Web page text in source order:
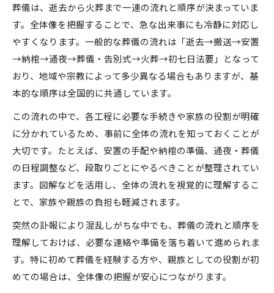
通夜や告別式でのマナー徹底解説
突然の訃報に備える葬儀の段取りガイド
葬儀の段取りを事前に知る安心ポイント
訃報後すぐ必要な葬儀の流れとは
親族への連絡と葬儀準備の流れ解説
葬儀順序を理解し冷静に対応する方法
亡くなってから葬儀までの平均日数
通夜から火葬まで葬儀の進行を徹底整理
通夜から葬儀までの流れと順序の詳細
葬儀・告別式の進行と家族の役割整理
火葬までの葬儀の進行を時系列で解説
親族が把握すべき通夜・葬儀の流れ
通夜順序と葬儀順序の違いを理解する
安心して臨むための葬儀前後の手順
葬儀は、逝去から火葬まで一連の流れと順序が決まっていま
す。全体像を把握することで、急な出来事にも冷静に対応し
やすくなります。一般的な葬儀の流れは「逝去→搬送→安置
→納棺→通夜→葬儀・告別式→火葬→初七日法要」となって
おり、地域や宗教によって多少異なる場合もありますが、基
本的な順序は全国的に共通しています。
この流れの中で、各工程に必要な手続きや家族の役割が明確
に分かれているため、事前に全体の流れを知っておくことが
大切です。たとえば、安置の手配や納棺の準備、通夜・葬儀
の日程調整など、段取りごとにやるべきことが整理されてい
ます。図解などを活用し、全体の流れを視覚的に理解するこ
とで、家族や親族の負担も軽減されます。
突然の訃報により混乱しがちな中でも、葬儀の流れと順序を
理解しておけば、必要な連絡や準備を落ち着いて進められま
す。特に初めて葬儀を経験する方や、親族としての役割が初
めての場合は、全体像の把握が安心につながります。